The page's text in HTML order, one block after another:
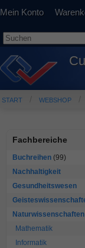
Mein Konto
START WEBSHOP
Fachbereiche
Buchreihen (99)
Nachhaltigkeit
Gesundheitswesen
Naturwissenschaften
Mathematik
Informatik